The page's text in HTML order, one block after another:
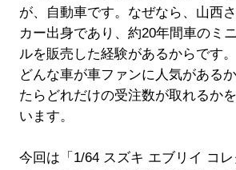
が、自動車です。なぜなら、山西
カー出身であり、約20年間車のミ
ルを販売した経験があるからです
どんな車が車ファンに人気がある
たらどれだけの受注数が取れるか
います。
今回は「1/64 スズキ エブリイ コ